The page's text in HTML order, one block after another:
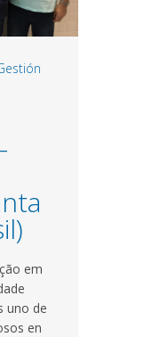
em
uno de
en